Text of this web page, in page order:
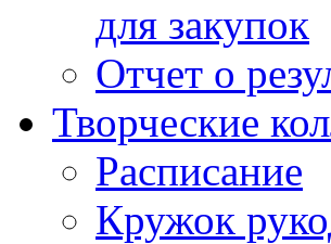
для закупок
Отчет о
Творческие
Расписание
Кружок